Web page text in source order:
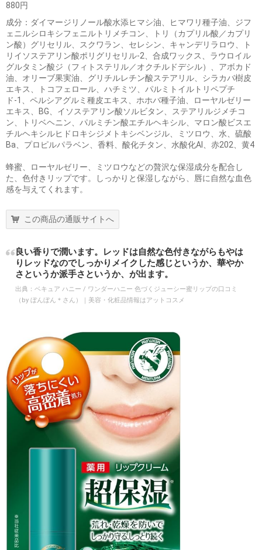
880円
成分：ダイマージリノール酸水添ヒマシ油、ヒマワリ種子油、ジフ
ェニルシロキシフェニルトリメチコン、トリ（カプリル酸／カプリ
ン酸）グリセリル、スクワラン、セレシン、キャンデリラロウ、ト
リイソステアリン酸ポリグリセリル-2、合成ワックス、ラウロイル
グルタミン酸ジ（フィトステリル／オクチルドデシル）、アボカド
油、オリーブ果実油、グリチルレチン酸ステアリル、シラカバ樹皮
エキス、トコフェロール、ハチミツ、パルミトイルトリペプチ
ド-1、ペルシアグルミ種皮エキス、ホホバ種子油、ローヤルゼリー
エキス、BG、イソステアリン酸ソルビタン、ステアリルジメチコ
ン、トリベヘニン、パルミチン酸エチルヘキシル、マロン酸ビスエ
チルヘキシルヒドロキシジメトキシベンジル、ミツロウ、水、硫酸
Ba、プロピルパラベン、香料、酸化チタン、水酸化Al、赤202、黄4
蜂蜜、ローヤルゼリー、ミツロウなどの贅沢な保湿成分を配合し
た、色付きリップです。しっかりと保湿しながら、唇に自然な血色
感を与えてくれます。
この商品の通販サイトへ
良い香りで潤います。レッドは自然な色付きながらもやは
りレッドなのでしっかりメイクした感じというか、華やか
さというか派手さというか、が出ます。
出典： ベキュア ハニー / ワンダーハニー 色づくジューシー蜜リップの口コミ
（by ぼんぼん＊さん）｜美容・化粧品情報はアットコスメ